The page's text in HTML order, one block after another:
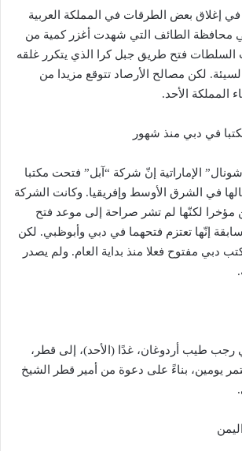
إغلاق بعض الطرقات في المملكة العربية
محافظة الطائف التي شهدت أغزر كمية من
السلطات فتح طريق جبل كرا الذي يتكرر غلقه
السيئة. لكن مصالح الأرصاد تتوقع مزيدا من
المملكة الأحد.
في دبي منذ شهور
الإماراتية إنّ شركة “آبل” فتحت مكتبا
في الشرق الأوسط وإفريقيا. وكانت الشركة
مؤخرا لكنّها لم تشر صراحة إلى موعد فتح
إنّها تعتزم فتحهما في دبي وأبوظبي. لكن
دبي مفتوح فعلا منذ بداية العام. ولم يصدر
رجب طيب أردوغان، غدًا (الأحد)، إلى قطر،
يومين، بناءً على دعوة من أمير قطر الشيخ